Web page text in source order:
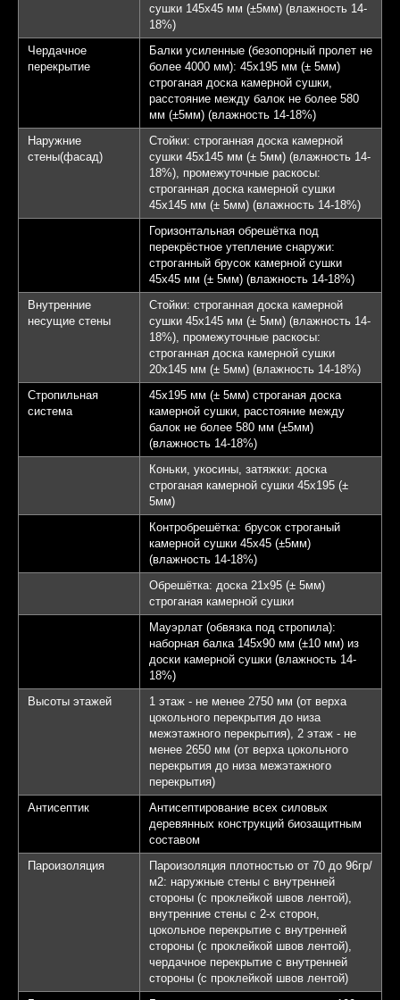
сушки 145х45 мм (±5мм) (влажность 14-
18%)
Чердачное
перекрытие
Балки усиленные (безопорный пролет не
более 4000 мм): 45х195 мм (± 5мм)
строганая доска камерной сушки,
расстояние между балок не более 580
мм (±5мм) (влажность 14-18%)
Наружние
стены(фасад)
Стойки: строганная доска камерной
сушки 45х145 мм (± 5мм) (влажность 14-
18%), промежуточные раскосы:
строганная доска камерной сушки
45х145 мм (± 5мм) (влажность 14-18%)
Горизонтальная обрешётка под
перекрёстное утепление снаружи:
строганный брусок камерной сушки
45х45 мм (± 5мм) (влажность 14-18%)
Внутренние
несущие стены
Стойки: строганная доска камерной
сушки 45х145 мм (± 5мм) (влажность 14-
18%), промежуточные раскосы:
строганная доска камерной сушки
20х145 мм (± 5мм) (влажность 14-18%)
Стропильная
система
45х195 мм (± 5мм) строганая доска
камерной сушки, расстояние между
балок не более 580 мм (±5мм)
(влажность 14-18%)
Коньки, укосины, затяжки: доска
строганая камерной сушки 45х195 (±
5мм)
Контробрешётка: брусок строганый
камерной сушки 45х45 (±5мм)
(влажность 14-18%)
Обрешётка: доска 21х95 (± 5мм)
строганая камерной сушки
Мауэрлат (обвязка под стропила):
наборная балка 145х90 мм (±10 мм) из
доски камерной сушки (влажность 14-
18%)
Высоты этажей
1 этаж - не менее 2750 мм (от верха
цокольного перекрытия до низа
межэтажного перекрытия), 2 этаж - не
менее 2650 мм (от верха цокольного
перекрытия до низа межэтажного
перекрытия)
Антисептик
Антисептирование всех силовых
деревянных конструкций биозащитным
составом
Пароизоляция
Пароизоляция плотностью от 70 до 96гр/
м2: наружные стены с внутренней
стороны (с проклейкой швов лентой),
внутренние стены с 2-х сторон,
цокольное перекрытие с внутренней
стороны (с проклейкой швов лентой),
чердачное перекрытие с внутренней
стороны (с проклейкой швов лентой)